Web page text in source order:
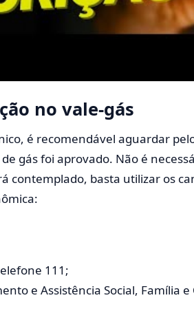
no vale-gás
é recomendável aguardar
gás foi aprovado. Não é
contemplado, basta utilizar os
111;
e Assistência Social, Família